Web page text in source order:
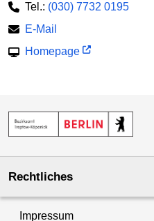
Tel.: (030) 7732 0195
E-Mail
Homepage
Rechtliches
Impressum